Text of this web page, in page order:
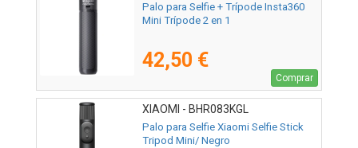
Palo para Selfie + Trípode Insta360
Mini Trípode 2 en 1
42,50 €
Comprar
XIAOMI - BHR083KGL
Palo para Selfie Xiaomi Selfie Stick
Tripod Mini/ Negro